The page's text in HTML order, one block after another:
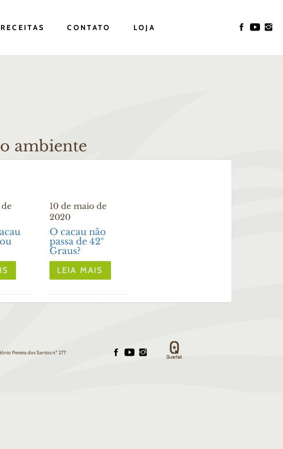
RECEITAS CONTATO LOJA
ambiente
10 de maio de
2020
O cacau não
passa de 42º
Graus?
LEIA MAIS
Pereira dos Santos nº 277